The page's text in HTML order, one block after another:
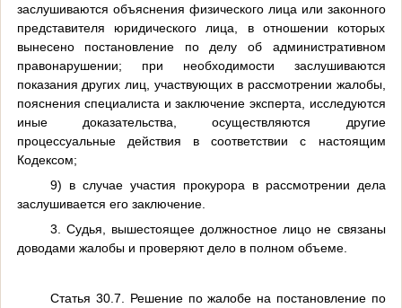
заслушиваются объяснения физического лица или законного
представителя юридического лица, в отношении которых
вынесено постановление по делу об административном
правонарушении; при необходимости заслушиваются
показания других лиц, участвующих в рассмотрении жалобы,
пояснения специалиста и заключение эксперта, исследуются
иные доказательства, осуществляются другие
процессуальные действия в соответствии с настоящим
Кодексом;
9) в случае участия прокурора в рассмотрении дела
заслушивается его заключение.
3. Судья, вышестоящее должностное лицо не связаны
доводами жалобы и проверяют дело в полном объеме.
Статья 30.7. Решение по жалобе на постановление по